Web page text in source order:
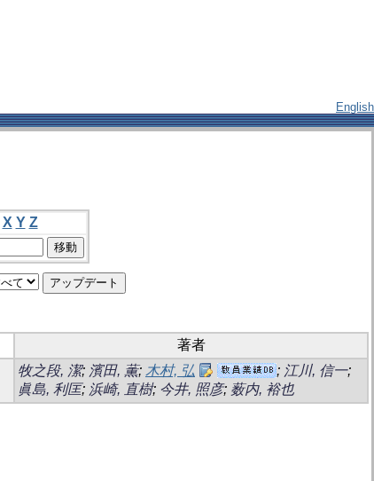
English
X Y Z
著者
牧之段, 潔; 濱田, 薫; 木村, 弘 ; 江川, 信一;
眞島, 利匡; 浜崎, 直樹; 今井, 照彦; 薮内, 裕也